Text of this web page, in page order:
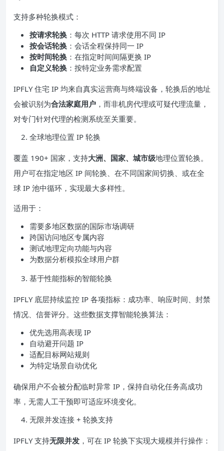
支持多种轮换模式：
按请求轮换 ：每次 HTTP 请求使用不同 IP
按会话轮换 ：会话全程保持同一 IP
按时间轮换 ：在指定时间间隔更换 IP
自定义轮换 ：按特定业务需求配置
IPFLY 住宅 IP 均来自真实运营商与终端设备，轮换后的地址
会被识别为合法家庭用户 ，而非机房代理或可疑代理流量，
对专门针对代理的检测系统至关重要。
全球地理位置 IP 轮换
覆盖 190+ 国家，支持大洲、国家、城市级地理位置轮换。
用户可在指定地区 IP 间轮换、在不同国家间切换、或在全
球 IP 池中循环，实现最大多样性。
适用于：
需要多地区数据的国际市场调研
跨国访问地区专属内容
测试地理定向功能与内容
为数据分析模拟全球用户群
基于性能指标的智能轮换
IPFLY 底层持续监控 IP 各项指标：成功率、响应时间、封禁
情况、信誉评分。这些数据支撑智能轮换算法：
优先选用高表现 IP
自动避开问题 IP
适配目标网站规则
为特定场景自动优化
确保用户不会被分配临时异常 IP，保持自动化任务高成功
率，无需人工干预即可适应环境变化。
无限并发连接 + 轮换支持
IPFLY 支持无限并发 ，可在 IP 轮换下实现大规模并行操作：